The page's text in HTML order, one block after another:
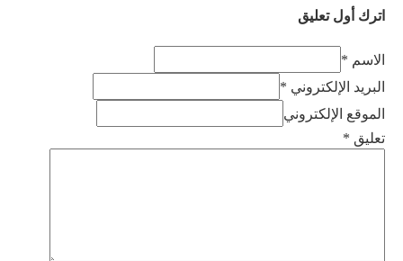
اترك أول تعليق
الاسم *
البريد الإلكتروني *
الموقع الإلكتروني
تعليق *